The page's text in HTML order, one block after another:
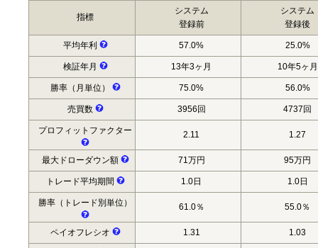
指標
システム
登録前
システム
登録後
平均年利 57.0% 25.0%
検証年月 13年3ヶ月 10年5ヶ月
勝率（月単位） 75.0% 56.0%
売買数 3956回 4737回
プロフィットファクター 2.11 1.27
最大ドローダウン額 71万円 95万円
トレード平均期間 1.0日 1.0日
勝率（トレード別単位） 61.0％ 55.0％
ペイオフレシオ 1.31 1.03